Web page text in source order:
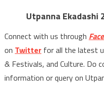
Utpanna Ekadashi
Connect with us through
on Twitter for all the latest
& Festivals, and Culture. Do
information or query on